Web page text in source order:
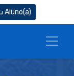
Aluno(a)